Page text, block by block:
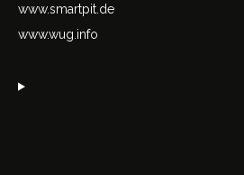
www.smartpit.de
www.wug.info